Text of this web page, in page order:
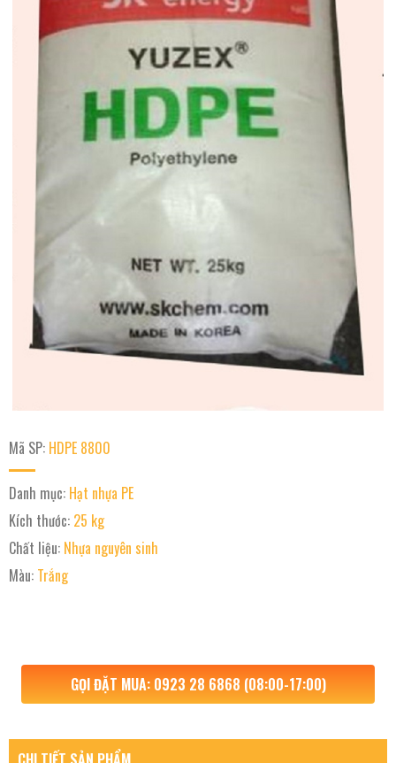
Mã SP: HDPE 8800
Danh mục: Hạt nhựa PE
Kích thước: 25 kg
Chất liệu: Nhựa nguyên sinh
Màu: Trắng
GỌI ĐẶT MUA: 0923 28 6868 (08:00-17:00)